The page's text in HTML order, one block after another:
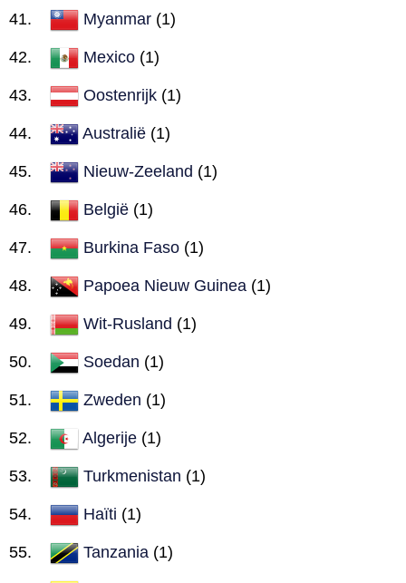
Myanmar (1)
Mexico (1)
Oostenrijk (1)
Australië (1)
Nieuw-Zeeland (1)
België (1)
Burkina Faso (1)
Papoea Nieuw Guinea (1)
Wit-Rusland (1)
Soedan (1)
Zweden (1)
Algerije (1)
Turkmenistan (1)
Haïti (1)
Tanzania (1)